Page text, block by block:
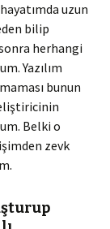
uzun
bilip
herhangi
Yazılım
bunun
Belki o
zevk